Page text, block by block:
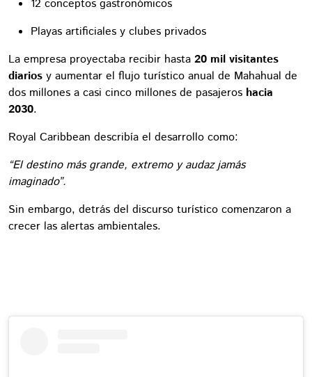
12 conceptos gastronómicos
Playas artificiales y clubes privados
La empresa proyectaba recibir hasta 20 mil visitantes
diarios y aumentar el flujo turístico anual de Mahahual de
dos millones a casi cinco millones de pasajeros hacia
2030.
Royal Caribbean describía el desarrollo como:
“El destino más grande, extremo y audaz jamás
imaginado”.
Sin embargo, detrás del discurso turístico comenzaron a
crecer las alertas ambientales.